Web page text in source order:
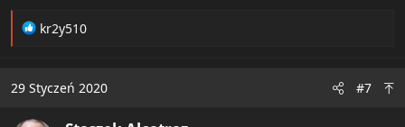
R
t
kr2y510
29 Styczeń 2020 #7